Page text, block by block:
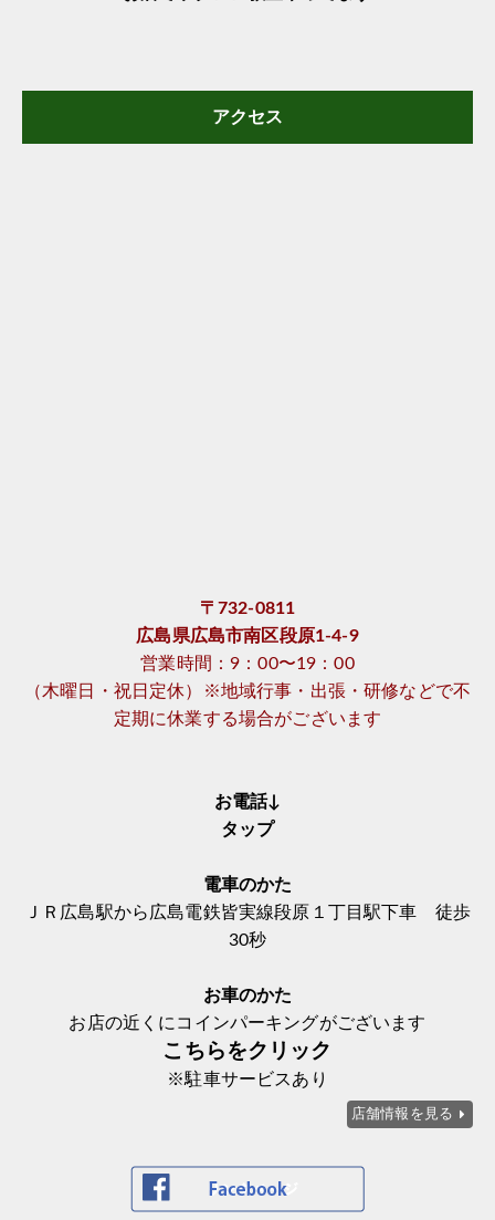
アクセス
〒732-0811
広島県広島市南区段原1-4-9
営業時間：9：00〜19：00
（木曜日・祝日定休）※地域行事・出張・研修などで不
定期に休業する場合がございます
お電話↓
タップ
電車のかた
ＪＲ広島駅から広島電鉄皆実線段原１丁目駅下車 徒歩
30秒
お車のかた
お店の近くにコインパーキングがございます
こちらをクリック
※駐車サービスあり
店舗情報を見る